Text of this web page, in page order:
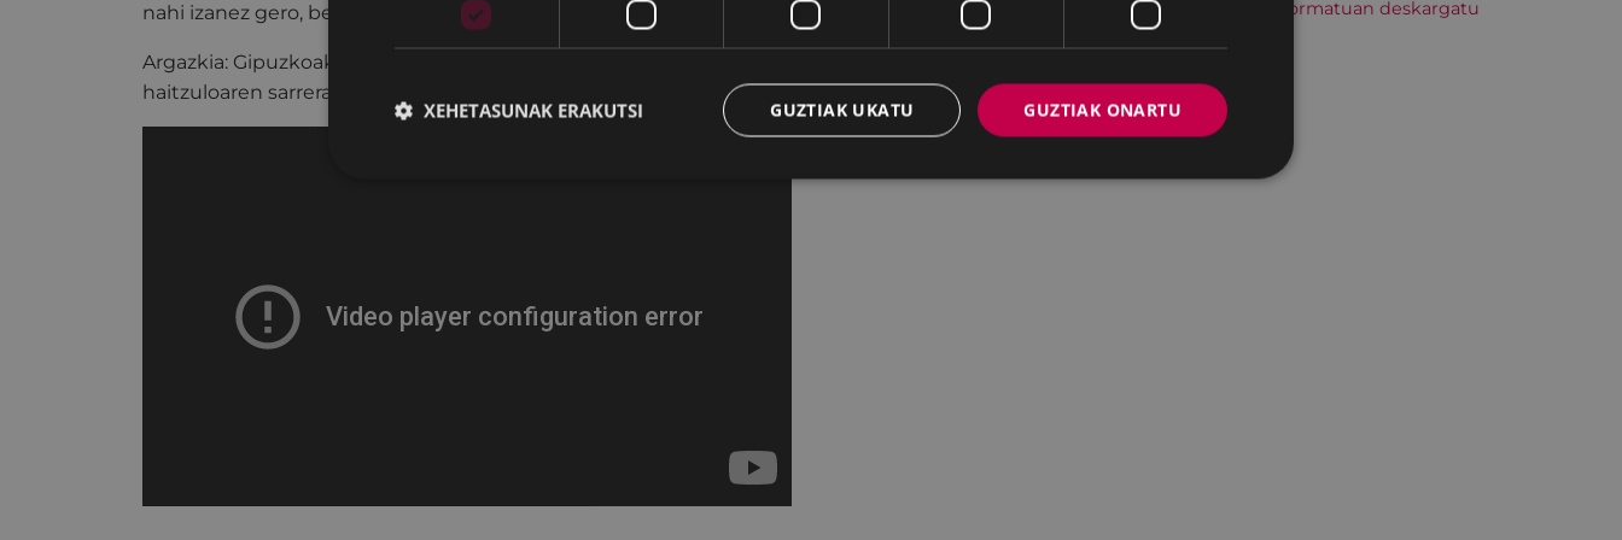
Hitzordu hau iCal formatuan deskargatu
nahi izanez gero, bete
formularioa.
Argazkia: Gipuzkoako Artxibo Orokorra. "Arrikrutz. Taldea
haitzuloaren sarreran"
GUZTIAK ONARTU
GUZTIAK UKATU
XEHETASUNAK ERAKUTSI